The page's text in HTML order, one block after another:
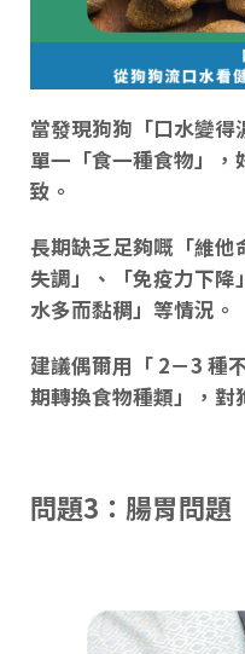
當發現狗狗「口水變得
單一「食一種食物」，
致。
長期缺乏足夠嘅 「維他
失調」、「免疫力下降
水多而黏稠」等情況。
建議偶爾用「 2－3 種
期轉換食物種類」，對
問題3：腸胃問題